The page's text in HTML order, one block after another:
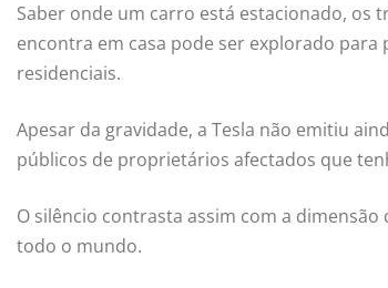
Saber onde um carro está estacionado, os
encontra em casa pode ser explorado
residenciais.
Apesar da gravidade, a Tesla não emitiu
públicos de proprietários afectados que
O silêncio contrasta assim com a
todo o mundo.